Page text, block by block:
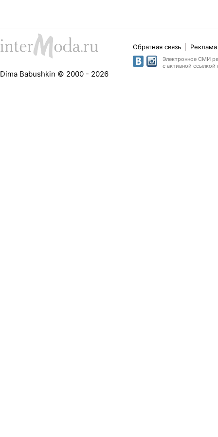
Dima Babushkin © 2000 - 2026
Обратная связь
Электронное СМИ
с активной ссылкой